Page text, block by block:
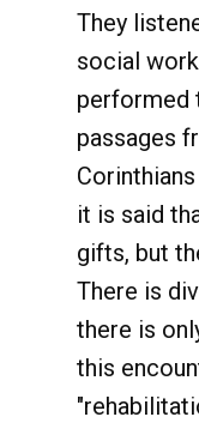
They
social
performed
passages
it is said
gifts, but
There is
there is
this